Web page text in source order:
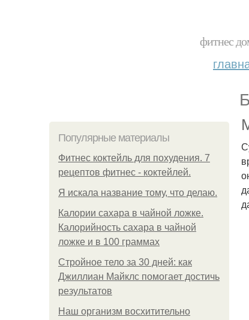
фитнес
Популярные материалы
Фитнес коктейль для похудения. 7
рецептов фитнес - коктейлей.
Я искала название тому, что делаю.
Калории сахара в чайной ложке.
Калорийность сахара в чайной
ложке и в 100 граммах
Стройное тело за 30 дней: как
Джиллиан Майклс помогает достичь
результатов
Наш организм восхитительно